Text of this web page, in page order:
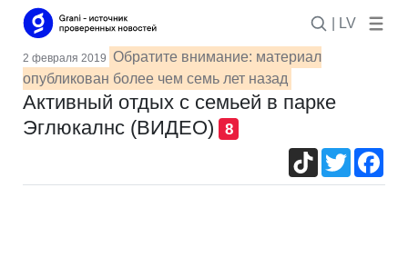
| LV
2 февраля 2019 Обратите внимание: материал
опубликован более чем семь лет назад
Активный отдых с семьей в парке
Эглюкалнс (ВИДЕО)
8
TikTokTwitter